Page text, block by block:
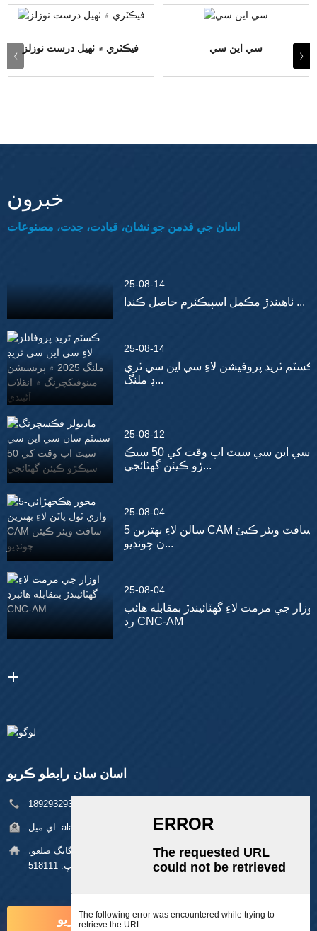
فيڪٽري ۾ ٺهيل درست نوزلز سي اين سي
خبرون
اسان جي قدمن جو نشان، قيادت، جدت، مصنوعات
25-08-14
ٺاهيندڙ مڪمل اسپيڪٽرم حاصل ڪندا ...
25-08-14
ڪسٽم ٿريڊ پروفيشن لاءِ سي اين سي ٿري
ڊ ملنگ...
25-08-12
سي اين سي سيٽ اپ وقت کي 50 سيڪ
ڙو ڪيئن گھٽائجي...
25-08-04
5 سالن لاءِ بهترين CAM سافٽ ويئر ڪيئ
ن چونڊيو...
25-08-04
اوزار جي مرمت لاءِ گھٽائيندڙ بمقابله هائب
رڊ CNC-AM
اسان سان رابطو ڪريو
اي ميل: alan@pftworld.com
بلڊنگ 49، فومين انڊسٽريل پارڪ، پنگھو ڳوٺ، لانگ گانگ ضلعو،
شينزين زپ: 518111
هاڻي پڇا ڳاڇا ڪريو